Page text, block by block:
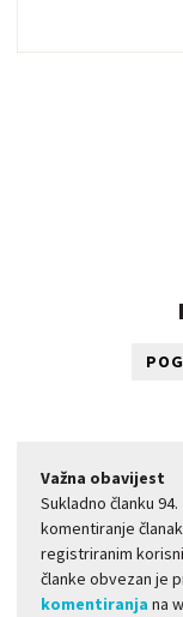
Važna obavijest
Sukladno članku
komentiranje
registriranim
članke obvezan je
komentiranja na